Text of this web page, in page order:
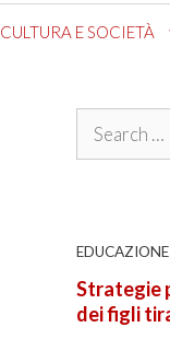
CULTURA E SOCIETÀ
Search
EDUCAZIONE
Strategie
dei figli